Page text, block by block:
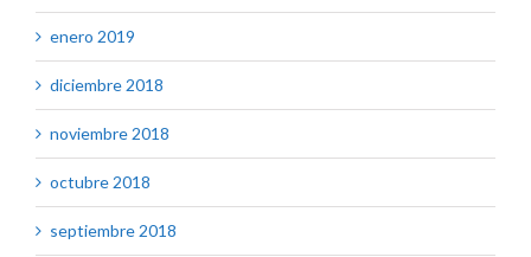
enero 2019
diciembre 2018
noviembre 2018
octubre 2018
septiembre 2018